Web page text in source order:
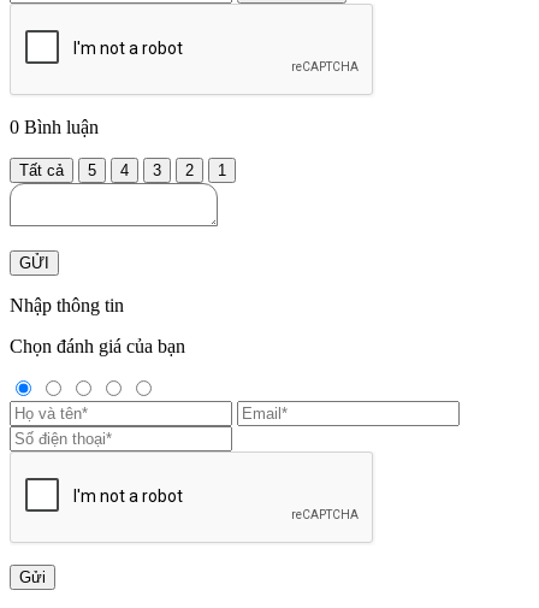
0 Bình luận
Tất cả 5 4 3 2 1
GỬI
Nhập thông tin
Chọn đánh giá của bạn
Gửi